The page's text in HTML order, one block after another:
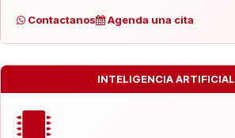
Contactanos Agenda una cita
INTELIGENCIA ARTIFICIAL